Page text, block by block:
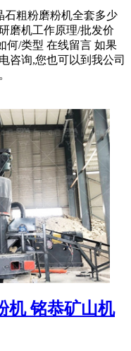
石粗粉磨粉机全套多少
磨机工作原理/批发价
何/类型 在线留言 如果
咨询,您也可以到我公司
机 铭恭矿山机